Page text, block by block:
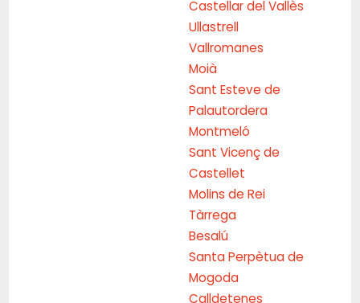
Castellar del Vallès
Ullastrell
Vallromanes
Moià
Sant Esteve de
Palautordera
Montmeló
Sant Vicenç de
Castellet
Molins de Rei
Tàrrega
Besalú
Santa Perpètua de
Mogoda
Calldetenes